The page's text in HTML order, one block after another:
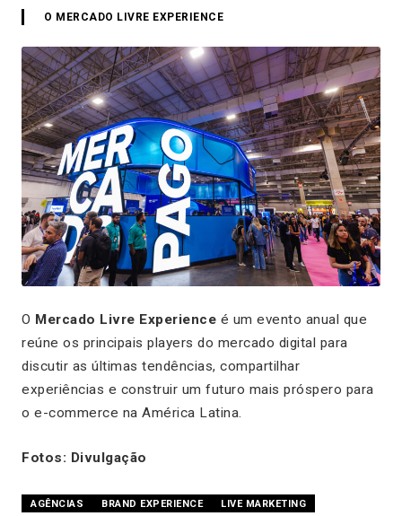
O MERCADO LIVRE EXPERIENCE
O Mercado Livre Experience é um evento anual que
reúne os principais players do mercado digital para
discutir as últimas tendências, compartilhar
experiências e construir um futuro mais próspero para
o e-commerce na América Latina.
Fotos: Divulgação
AGÊNCIAS BRAND EXPERIENCE
LIVE MARKETING